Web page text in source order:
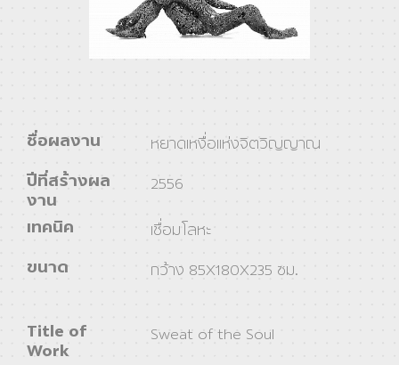
ชื่อผลงาน หยาดเหงื่อแห่งจิตวิญญาณ
ปีที่สร้างผล
งาน
2556
เทคนิค เชื่อมโลหะ
ขนาด กว้าง 85X180X235 ซม.
Title of
Work
Sweat of the Soul